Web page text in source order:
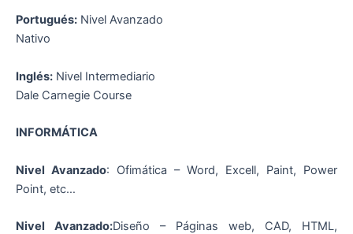
Portugués: Nivel Avanzado
Nativo
Inglés: Nivel Intermediario
Dale Carnegie Course
INFORMÁTICA
Nivel Avanzado: Ofimática – Word, Excell, Paint, Power
Point, etc…
Nivel Avanzado:Diseño – Páginas web, CAD, HTML,